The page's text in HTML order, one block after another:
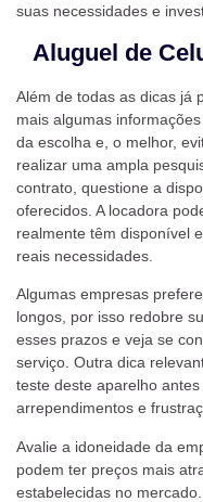
suas necessidades e
Aluguel de
Além de todas as dicas já
mais algumas
da escolha e, o melhor,
realizar uma ampla
contrato, questione a
oferecidos. A locadora
realmente têm disponível
reais necessidades.
Algumas empresas
longos, por isso redobre
esses prazos e veja se
serviço. Outra dica
teste deste aparelho
arrependimentos e
Avalie a idoneidade da
podem ter preços mais
estabelecidas no